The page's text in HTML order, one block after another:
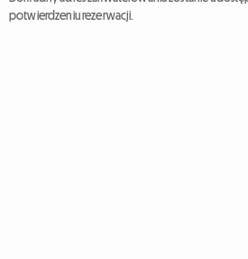
potwierdzeniu rezerwacji.